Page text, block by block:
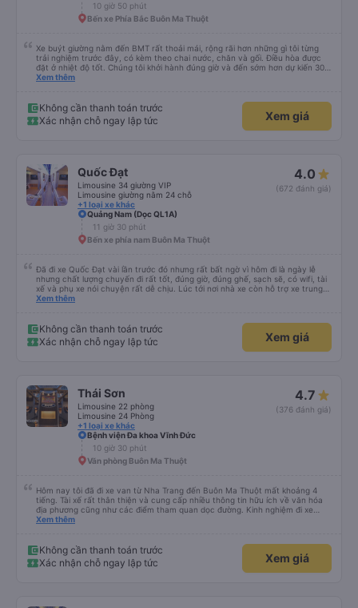
10 giờ 50 phút
Bến xe Phía Bắc Buôn Ma Thuột
Xe buýt giường nằm đến BMT rất thoải mái, rộng rãi hơn những gì tôi từng
trải nghiệm trước đây, có kèm theo chai nước, chăn và gối. Điều hòa được
đặt ở nhiệt độ tốt. Chúng tôi khởi hành đúng giờ và đến sớm hơn dự kiến 30
phút. Tài xế rất tuyệt so với những tài xế khác ở Việt Nam! Không quá nhiều
GPS và biển số xe vì tôi phải tìm kiếm xung quanh bến xe để tìm thấy nó, đây
là vấn đề của bến xe Đà Lạt (không phải tất cả các xe buýt đều có bảng
thông tin), chứ không phải của công ty.
Xem thêm
Không cần thanh toán trước
Xác nhận chỗ ngay lập tức
Xem giá
Quốc Đạt
Limousine 34 giường VIP
Limousine giường nằm 24 chỗ
+1 loại xe khác
4.0
(672 đánh giá)
Quảng Nam (Dọc QL1A)
11 giờ 30 phút
Bến xe phía nam Buôn Ma Thuột
Đã đi xe Quốc Đạt vài lần trước đó nhưng rất bất ngờ vì hôm đi là ngày lễ
nhưng chất lượng chuyến đi rất tốt, đúng giờ, đúng ghế, sạch sẽ, có wifi, tài
xế và phụ xe nói chuyện rất dễ chịu. Lúc tới nơi nhà xe còn hỗ trợ xe trung
chuyển tới tận nhà. 10đ cho nhà xe, hy vọng nhà xe duy trì được chất lượng
Xem thêm
Không cần thanh toán trước
Xác nhận chỗ ngay lập tức
Xem giá
Thái Sơn
Limousine 22 phòng
Limousine 24 Phòng
+1 loại xe khác
4.7
(376 đánh giá)
Bệnh viện Đa khoa Vĩnh Đức
10 giờ 30 phút
Văn phòng Buôn Ma Thuột
Hôm nay tôi đã đi xe van từ Nha Trang đến Buôn Ma Thuột mất khoảng 4
tiếng. Tài xế rất thân thiện và cung cấp nhiều thông tin hữu ích về văn hóa
địa phương cũng như các điểm tham quan dọc đường. Kinh nghiệm đi xe
buýt ở nhiều vùng khác nhau trên khắp Việt Nam trước đây của chúng tôi
gặp. Chúng tôi rất khuyến khích sử dụng dịch vụ vận chuyển của Thai Son.
Xem thêm
Không cần thanh toán trước
Xác nhận chỗ ngay lập tức
Xem giá